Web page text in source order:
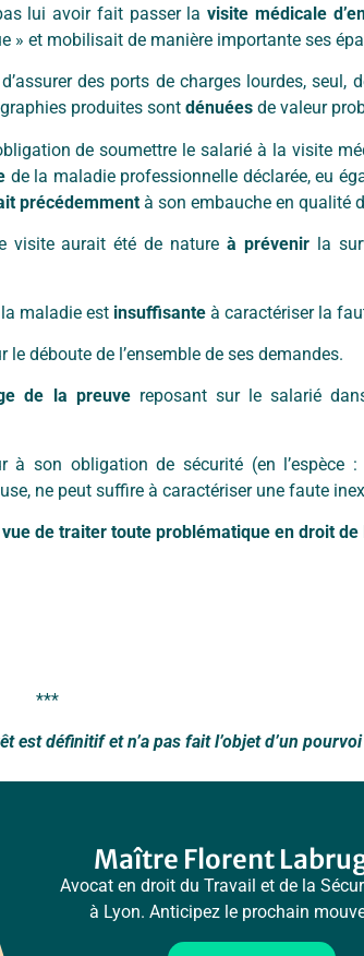
lui avoir fait passer lavisite médicale
» et mobilisait de manière importante ses
des ports de charges lourdes, seul,
produites sont dénuées de valeur
de soumettre le salarié à la visite
de la maladie professionnelle déclarée, eu
précédemment à son embauche en qualité
visite aurait été de natureà prévenir la
maladie est insuffisante à caractériser la
le déboute de l’ensemble de ses demandes.
de la preuvereposant sur le salarié
à son obligation de sécurité (en l’espèce :
ne peut suffire à caractériser une faute
de traiter toute problématique en droit
***
est définitif et n’a pas fait l’objet d’un
Maître Florent
Avocat en droit du Travail et de la
à Lyon. Anticipez le prochain